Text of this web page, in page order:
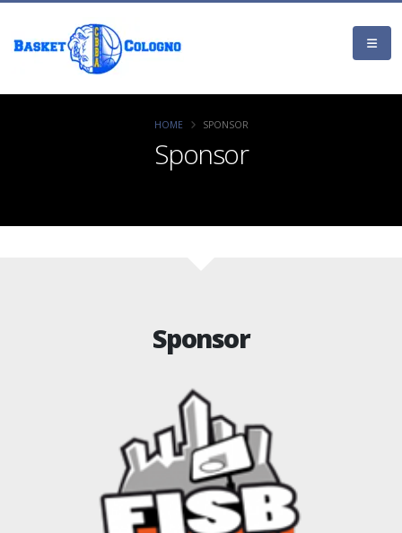
Sponsor
HOME SPONSOR
Sponsor